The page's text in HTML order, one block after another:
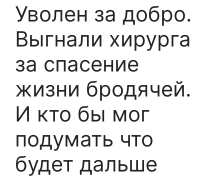
Уволен за добро.
Выгнали хирурга
за спасение
жизни бродячей.
И кто бы мог
подумать что
будет дальше